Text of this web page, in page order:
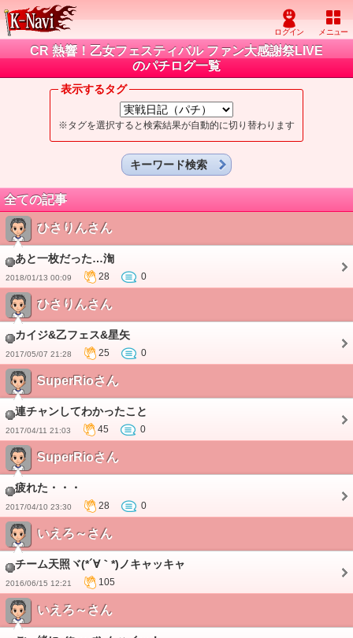
CR 熱響！乙女フェスティバル ファン大感謝祭LIVE
のパチログ一覧
表示するタグ
※タグを選択すると検索結果が自動的に切り替わります
キーワード検索
全ての記事
ひさりんさん
あと一枚だった…渹
2018/01/13 00:09 28 0
ひさりんさん
カイジ&乙フェス&星矢
2017/05/07 21:28 25 0
SuperRioさん
連チャンしてわかったこと
2017/04/11 21:03 45 0
SuperRioさん
疲れた・・・
2017/04/10 23:30 28 0
いえろ～さん
チーム天照ヾ(*´∀｀*)ノキャッキャ
2016/06/15 12:21 105
いえろ～さん